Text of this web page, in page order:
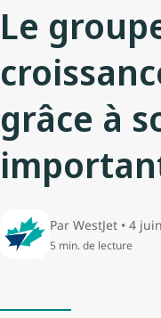
Le
grâce à
Par WestJet • 4
5 min. de lecture